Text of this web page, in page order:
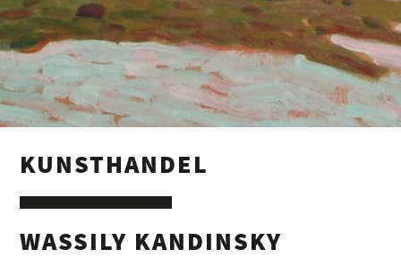
KUNSTHANDEL
WASSILY KANDINSKY